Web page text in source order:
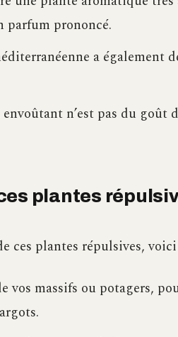
parfum prononcé.
a également
n’est pas du goût
plantes
plantes répulsives,
vos massifs ou potagers,